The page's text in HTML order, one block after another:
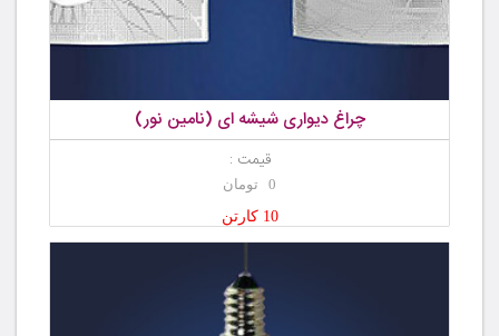
چراغ دیواری شیشه ای (نامین نور)
قیمت :
0 تومان
10 کارتن